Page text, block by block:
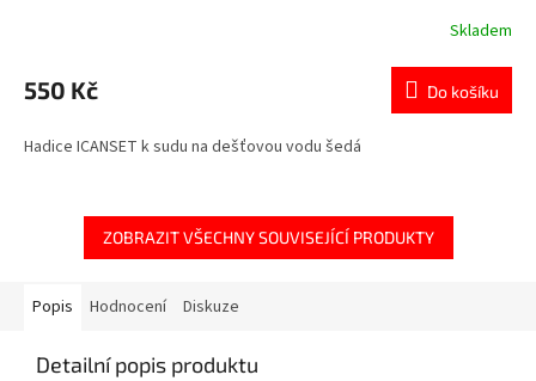
Skladem
550 Kč Do košíku
Hadice ICANSET k sudu na dešťovou vodu šedá
ZOBRAZIT VŠECHNY SOUVISEJÍCÍ PRODUKTY
Popis Hodnocení Diskuze
Detailní popis produktu